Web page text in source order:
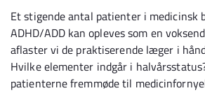
Et stigende antal patienter i medicinsk
ADHD/ADD kan opleves som en
aflaster vi de praktiserende læger i
Hvilke elementer indgår i
patienterne fremmøde til